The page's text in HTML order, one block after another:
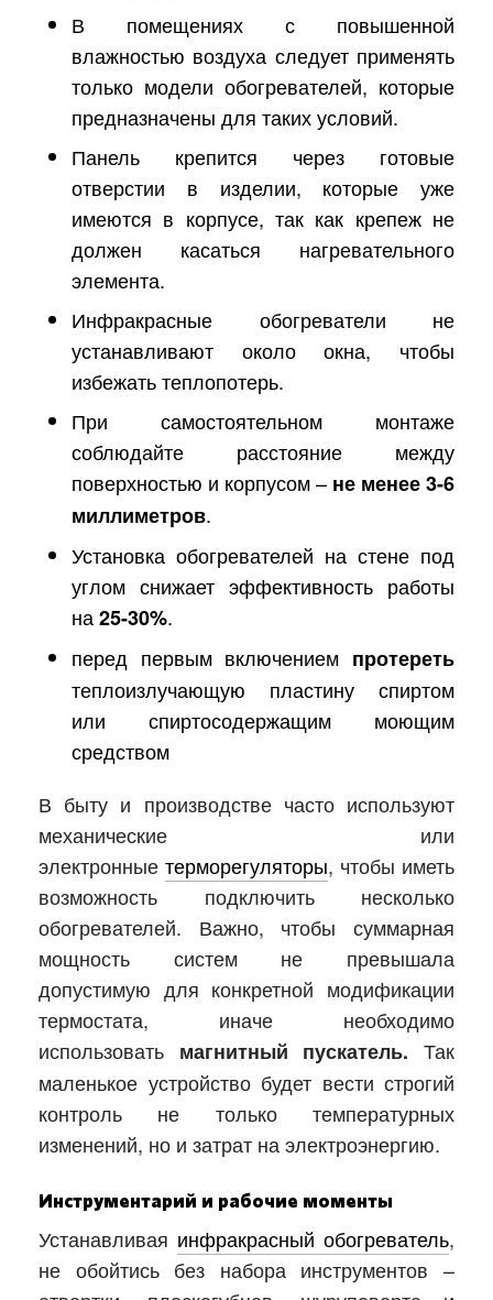
В помещениях с повышенной
влажностью воздуха следует применять
только модели обогревателей, которые
предназначены для таких условий.
Панель крепится через готовые
отверстии в изделии, которые уже
имеются в корпусе, так как крепеж не
должен касаться нагревательного
элемента.
Инфракрасные обогреватели не
устанавливают около окна, чтобы
избежать теплопотерь.
При самостоятельном монтаже
соблюдайте расстояние между
поверхностью и корпусом – не менее 3-6
миллиметров.
Установка обогревателей на стене под
углом снижает эффективность работы
на25-30%.
перед первым включением протереть
теплоизлучающую пластину спиртом
или спиртосодержащим моющим
средством
В быту и производстве часто используют
механические или
электронные терморегуляторы, чтобы иметь
возможность подключить несколько
обогревателей. Важно, чтобы суммарная
мощность систем не превышала
допустимую для конкретной модификации
термостата, иначе необходимо
использовать магнитный пускатель. Так
маленькое устройство будет вести строгий
контроль не только температурных
изменений, но и затрат на электроэнергию.
Инструментарий и рабочие моменты
Устанавливая инфракрасный обогреватель,
не обойтись без набора инструментов –